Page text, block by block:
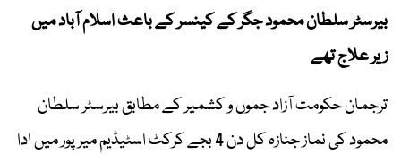
بیرسٹر سلطان محمود جگر کے کینسر کے باعث اسلام آباد میں
زیر علاج تھے
ترجمان حکومت آزاد جموں و کشمیر کے مطابق بیرسٹر سلطان
محمود کی نماز جنازہ کل دن 4 بجے کرکٹ اسٹیڈیم میرپور میں ادا